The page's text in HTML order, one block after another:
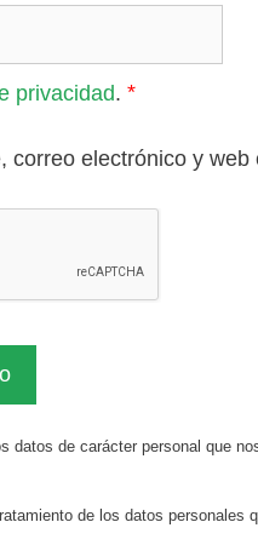
privacidad. *
correo electrónico y
datos de carácter personal que
de los datos